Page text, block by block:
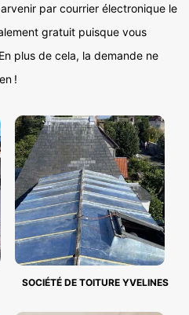
par courrier électronique le
gratuit puisque vous
plus de cela, la demande ne
!
SOCIÉTÉ DE TOITURE YVELINES